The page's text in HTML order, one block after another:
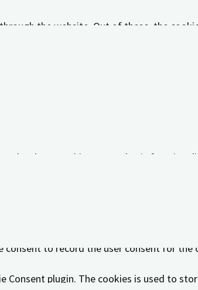
the website. Out of these, the
We also use third-party cookies
You also have the option to opt-out of
These cookies ensure basic
consent to record the user consent for
Consent plugin. The cookies is used to